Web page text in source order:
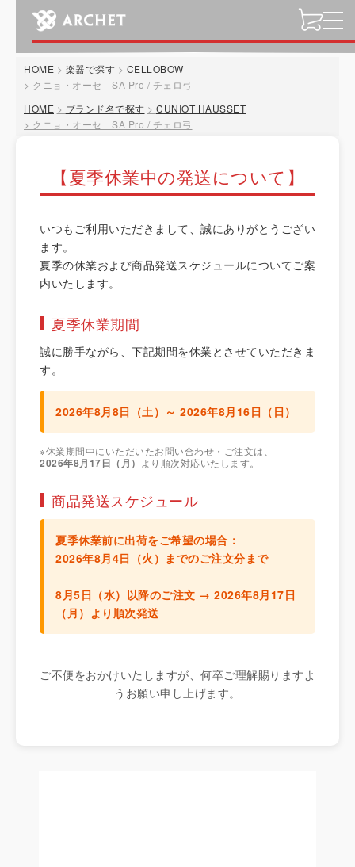
t
o
g
HOME 楽器で探す
CELLOBOW
クニョ・オーセ SA Pro / チェロ弓
HOME
ブランド名で探す
CUNIOT HAUSSET
クニョ・オーセ SA Pro / チェロ弓
【夏季休業中の発送について】
いつもご利用いただきまして、誠にありがとうござい
ます。
夏季の休業および商品発送スケジュールについてご案
内いたします。
夏季休業期間
誠に勝手ながら、下記期間を休業とさせていただきま
す。
2026年8月8日（土）～ 2026年8月16日（日）
※休業期間中にいただいたお問い合わせ・ご注文は、
2026年8月17日（月） より順次対応いたします。
商品発送スケジュール
夏季休業前に出荷をご希望の場合：
2026年8月4日（火）までのご注文分まで
8月5日（水）以降のご注文 → 2026年8月17日
（月）より順次発送
ご不便をおかけいたしますが、何卒ご理解賜りますよ
うお願い申し上げます。